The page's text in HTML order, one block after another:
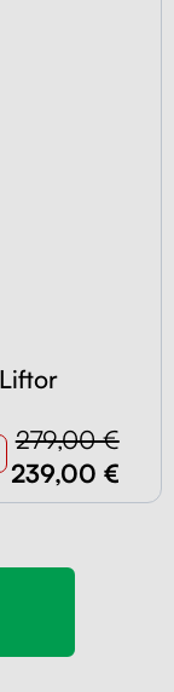
279,00 €
239,00 €